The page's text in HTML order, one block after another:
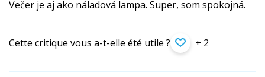
Večer je aj ako náladová lampa. Super, som spokojná.
Cette critique vous a-t-elle été utile ? + 2